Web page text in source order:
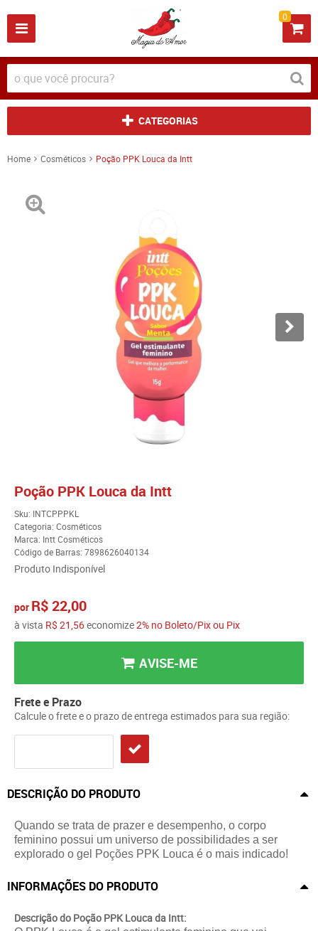
0
CATEGORIAS
Home Cosméticos Poção PPK Louca da Intt
Poção PPK Louca da Intt
Sku: INTCPPPKL
Categoria: Cosméticos
Marca: Intt Cosméticos
Código de Barras: 7898626040134
Produto Indisponível
por R$ 22,00
à vista R$ 21,56economize2% no Boleto/Pix ou Pix
AVISE-ME
Frete e Prazo
Calcule o frete e o prazo de entrega estimados para sua região:
DESCRIÇÃO DO PRODUTO
Quando se trata de prazer e desempenho, o corpo
feminino possui um universo de possibilidades a ser
explorado o gel Poções PPK Louca é o mais indicado!
INFORMAÇÕES DO PRODUTO
Descrição do Poção PPK Loucada Intt: